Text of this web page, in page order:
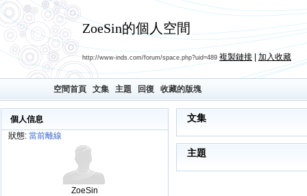
ZoeSin的個人空間
http://www-inds.com/forum/space.php?uid=489 複製鏈接| 加入收藏
空間首頁 文集 主題 回復 收藏的版塊
個人信息
狀態: 當前離線
ZoeSin
文集
主題